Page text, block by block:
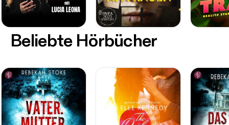
Beliebte Hörbücher